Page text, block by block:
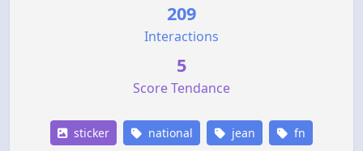
209
Interactions
5
Score Tendance
sticker national jean fn